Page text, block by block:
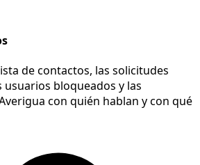
de contactos, las solicitudes
usuarios bloqueados y las
con quién hablan y con qué